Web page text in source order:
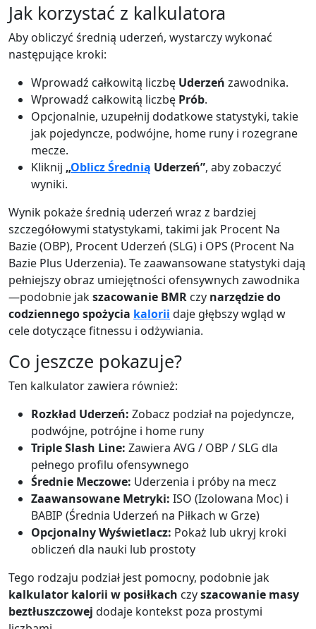
Jak korzystać z kalkulatora
Aby obliczyć średnią uderzeń, wystarczy wykonać
następujące kroki:
Wprowadź całkowitą liczbę Uderzeń zawodnika.
Wprowadź całkowitą liczbę Prób.
Opcjonalnie, uzupełnij dodatkowe statystyki, takie
jak pojedyncze, podwójne, home runy i rozegrane
mecze.
Kliknij „Oblicz Średnią Uderzeń”, aby zobaczyć
wyniki.
Wynik pokaże średnią uderzeń wraz z bardziej
szczegółowymi statystykami, takimi jak Procent Na
Bazie (OBP), Procent Uderzeń (SLG) i OPS (Procent Na
Bazie Plus Uderzenia). Te zaawansowane statystyki dają
pełniejszy obraz umiejętności ofensywnych zawodnika
—podobnie jakszacowanie BMR czy narzędzie do
codziennego spożycia kalorii daje głębszy wgląd w
cele dotyczące fitnessu i odżywiania.
Co jeszcze pokazuje?
Ten kalkulator zawiera również:
Rozkład Uderzeń: Zobacz podział na pojedyncze,
podwójne, potrójne i home runy
Triple Slash Line: Zawiera AVG / OBP / SLG dla
pełnego profilu ofensywnego
Średnie Meczowe: Uderzenia i próby na mecz
Zaawansowane Metryki: ISO (Izolowana Moc) i
BABIP (Średnia Uderzeń na Piłkach w Grze)
Opcjonalny Wyświetlacz: Pokaż lub ukryj kroki
obliczeń dla nauki lub prostoty
Tego rodzaju podział jest pomocny, podobnie jak
kalkulator kalorii w posiłkach czyszacowanie masy
beztłuszczowej dodaje kontekst poza prostymi